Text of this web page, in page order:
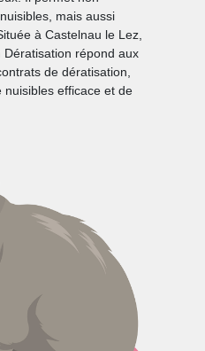
mais aussi
à Castelnau le Lez,
Dératisation répond aux
de dératisation,
efficace et de